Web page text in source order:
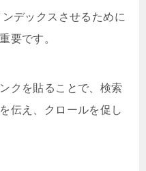
デックスさせるために
要です。
クを貼ることで、検索
伝え、クロールを促し